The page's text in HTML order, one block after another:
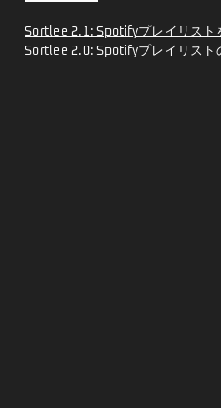
Sortlee 2.1: Spotifyプレイリスト
Sortlee 2.0: Spotifyプレイリスト